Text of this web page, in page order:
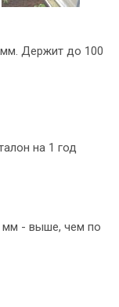
Держит до 100
на 1 год
мм - выше, чем по